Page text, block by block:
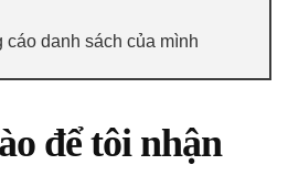
cáo danh sách của mình
để tôi nhận